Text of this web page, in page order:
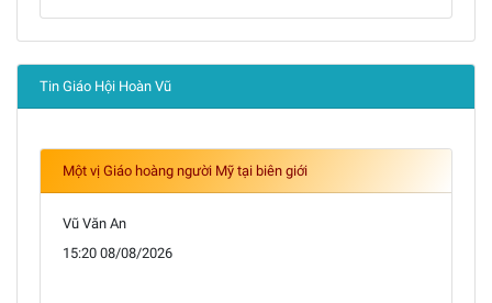
Tin Giáo Hội Hoàn Vũ
Một vị Giáo hoàng người Mỹ tại biên giới
Vũ Văn An
15:20 08/08/2026